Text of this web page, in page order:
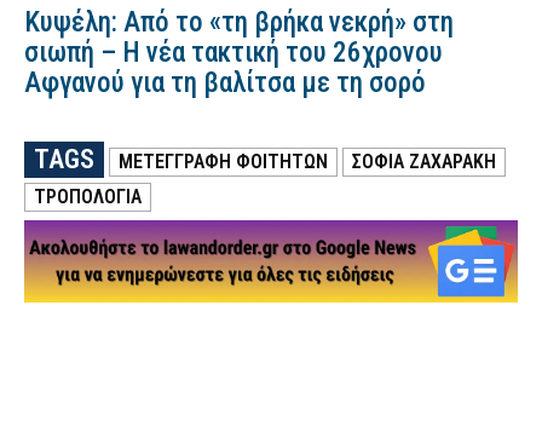
Κυψέλη: Από το «τη βρήκα νεκρή» στη
σιωπή – Η νέα τακτική του 26χρονου
Αφγανού για τη βαλίτσα με τη σορό
TAGS ΜΕΤΕΓΓΡΑΦΗ ΦΟΙΤΗΤΩΝ
ΣΟΦΙΑ ΖΑΧΑΡΑΚΗ
ΤΡΟΠΟΛΟΓΙΑ